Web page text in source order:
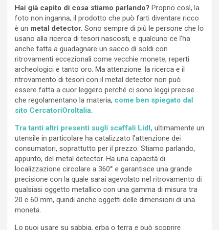
Hai già capito di cosa stiamo parlando? Proprio così, la
foto non inganna, il prodotto che può farti diventare ricco
è un metal detector. Sono sempre di più le persone che lo
usano alla ricerca di tesori nascosti, e qualcuno ce l’ha
anche fatta a guadagnare un sacco di soldi con
ritrovamenti eccezionali come vecchie monete, reperti
archeologici e tanto oro. Ma attenzione: la ricerca e il
ritrovamento di tesori con il metal detector non può
essere fatta a cuor leggero perché ci sono leggi precise
che regolamentano la materia, come ben spiegato dal
sito CercatoriOroItalia.
Tra tanti altri presenti sugli scaffali Lidl, ultimamente un
utensile in particolare ha catalizzato l’attenzione dei
consumatori, soprattutto per il prezzo. Stiamo parlando,
appunto, del metal detector. Ha una capacità di
localizzazione circolare a 360° e garantisce una grande
precisione con la quale sarai agevolato nel ritrovamento di
qualsiasi oggetto metallico con una gamma di misura tra
20 e 60 mm, quindi anche oggetti delle dimensioni di una
moneta.
Lo puoi usare su sabbia, erba o terra e può scoprire